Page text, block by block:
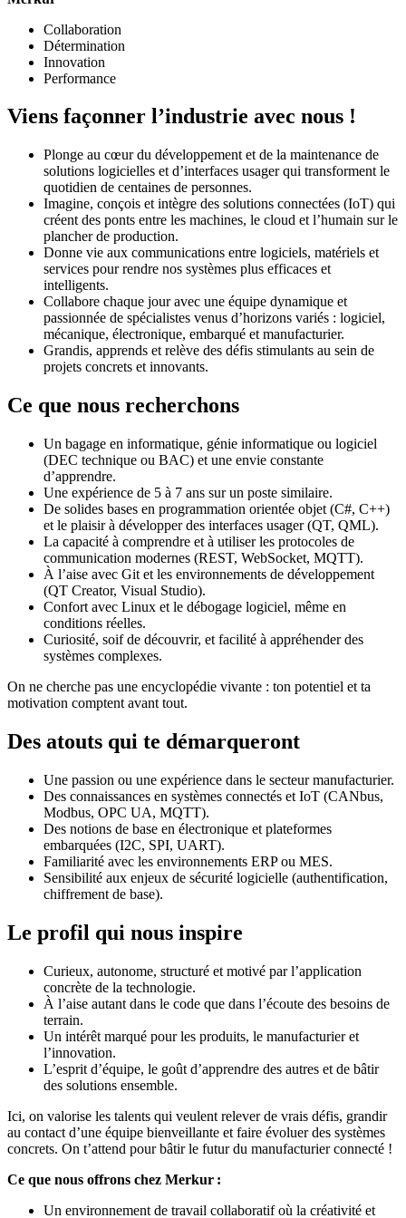
Collaboration
Détermination
Innovation
Performance
Viens façonner l’industrie avec nous !
Plonge au cœur du développement et de la maintenance de
solutions logicielles et d’interfaces usager qui transforment le
quotidien de centaines de personnes.
Imagine, conçois et intègre des solutions connectées (IoT) qui
créent des ponts entre les machines, le cloud et l’humain sur le
plancher de production.
Donne vie aux communications entre logiciels, matériels et
services pour rendre nos systèmes plus efficaces et
intelligents.
Collabore chaque jour avec une équipe dynamique et
passionnée de spécialistes venus d’horizons variés : logiciel,
mécanique, électronique, embarqué et manufacturier.
Grandis, apprends et relève des défis stimulants au sein de
projets concrets et innovants.
Ce que nous recherchons
Un bagage en informatique, génie informatique ou logiciel
(DEC technique ou BAC) et une envie constante
d’apprendre.
Une expérience de 5 à 7 ans sur un poste similaire.
De solides bases en programmation orientée objet (C#, C++)
et le plaisir à développer des interfaces usager (QT, QML).
La capacité à comprendre et à utiliser les protocoles de
communication modernes (REST, WebSocket, MQTT).
À l’aise avec Git et les environnements de développement
(QT Creator, Visual Studio).
Confort avec Linux et le débogage logiciel, même en
conditions réelles.
Curiosité, soif de découvrir, et facilité à appréhender des
systèmes complexes.
On ne cherche pas une encyclopédie vivante : ton potentiel et ta
motivation comptent avant tout.
Des atouts qui te démarqueront
Une passion ou une expérience dans le secteur manufacturier.
Des connaissances en systèmes connectés et IoT (CANbus,
Modbus, OPC UA, MQTT).
Des notions de base en électronique et plateformes
embarquées (I2C, SPI, UART).
Familiarité avec les environnements ERP ou MES.
Sensibilité aux enjeux de sécurité logicielle (authentification,
chiffrement de base).
Le profil qui nous inspire
Curieux, autonome, structuré et motivé par l’application
concrète de la technologie.
À l’aise autant dans le code que dans l’écoute des besoins de
terrain.
Un intérêt marqué pour les produits, le manufacturier et
l’innovation.
L’esprit d’équipe, le goût d’apprendre des autres et de bâtir
des solutions ensemble.
Ici, on valorise les talents qui veulent relever de vrais défis, grandir
au contact d’une équipe bienveillante et faire évoluer des systèmes
concrets. On t’attend pour bâtir le futur du manufacturier connecté !
Ce que nous offrons chez Merkur :
Un environnement de travail collaboratif où la créativité et